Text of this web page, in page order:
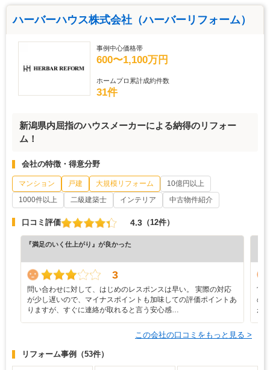
ハーバーハウス株式会社（ハーバーリフォーム）
事例中心価格帯
600〜1,100万円
ホームプロ累計成約件数
31件
新潟県内屈指のハウスメーカーによる納得のリフォー
ム！
会社の特徴・得意分野
マンション 戸建 大規模リフォーム
10億円以上
1000件以上
二級建築士 インテリア 中古物件紹介
口コミ評価 4.3 （12件）
『満足のいく仕上がり』が良かった
3
問い合わせに対して、はじめのレスポンスは早い。 実際の対応
が少し遅いので、マイナスポイントも加味しての評価ポイントあ
りますが、すぐに連絡が取れると言う安心感…
営
の3
が
この会社の口コミをもっと見る >
リフォーム事例 （53件）